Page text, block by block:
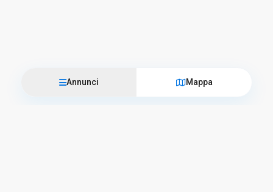
Annunci Mappa